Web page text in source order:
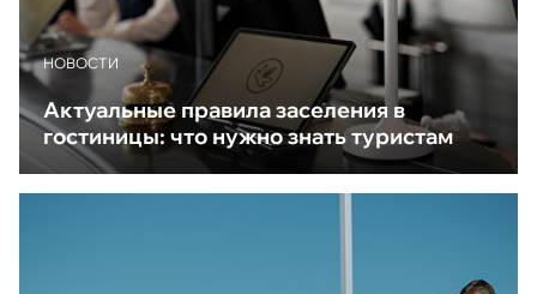
НОВОСТИ
Актуальные правила заселения в
гостиницы: что нужно знать туристам